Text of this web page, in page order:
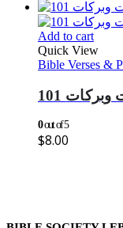
Add to cart
Quick View
Bible Verses &
وبركات
0out of 5
$8.00